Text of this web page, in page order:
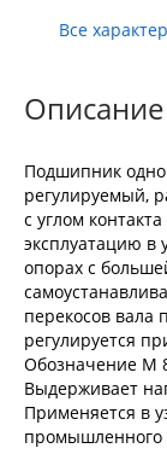
Все
Описание
Подшипник
регулируемый,
с углом
эксплуатацию в
опорах с
перекосов вала
регулируется
Обозначение M
Выдерживает
Применяется в
промышленного